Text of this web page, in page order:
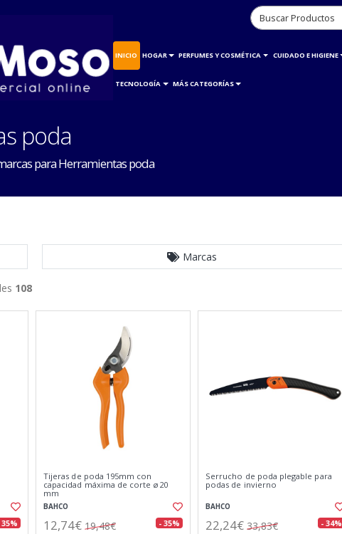
INICIO HOGAR PERFUMES Y COSMÉTICA CUIDADO E HIGIENE
TECNOLOGÍA MÁS CATEGORÍAS
poda
para Herramientas poda
Marcas
108
35%
Tijeras de poda 195mm con
capacidad máxima de corte ø20
mm
BAHCO
12,74€ 19,48€ - 35%
Serrucho de poda plegable para
podas de invierno
BAHCO
22,24€ 33,83€ - 34%